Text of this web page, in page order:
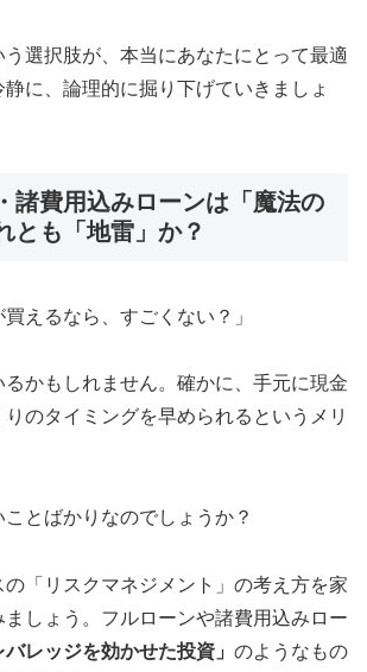
う選択肢が、本当にあなたにとって最適
に、論理的に掘り下げていきましょ
諸費用込みローンは「魔法の
とも「地雷」か？
買えるなら、すごくない？」
かもしれません。確かに、手元に現金
のタイミングを早められるというメリ
とばかりなのでしょうか？
の「リスクマネジメント」の考え方を家
しょう。フルローンや諸費用込みロー
バレッジを効かせた投資」 のようなもの